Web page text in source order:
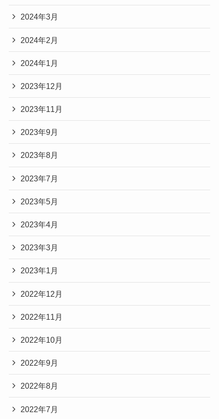
2024年3月
2024年2月
2024年1月
2023年12月
2023年11月
2023年9月
2023年8月
2023年7月
2023年5月
2023年4月
2023年3月
2023年1月
2022年12月
2022年11月
2022年10月
2022年9月
2022年8月
2022年7月